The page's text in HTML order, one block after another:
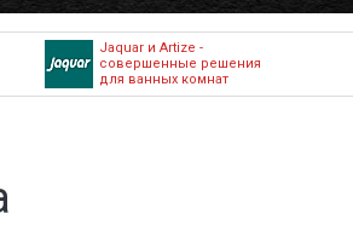
Jaquar и Artize -
совершенные решения
для ванных комнат